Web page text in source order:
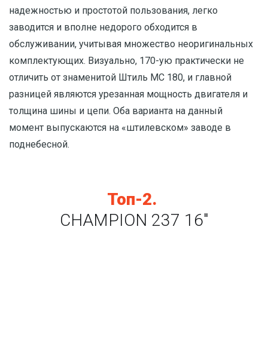
надежностью и простотой пользования, легко
заводится и вполне недорого обходится в
обслуживании, учитывая множество неоригинальных
комплектующих. Визуально, 170-ую практически не
отличить от знаменитой Штиль МС 180, и главной
разницей являются урезанная мощность двигателя и
толщина шины и цепи. Оба варианта на данный
момент выпускаются на «штилевском» заводе в
поднебесной.
Топ-2.
CHAMPION 237 16"